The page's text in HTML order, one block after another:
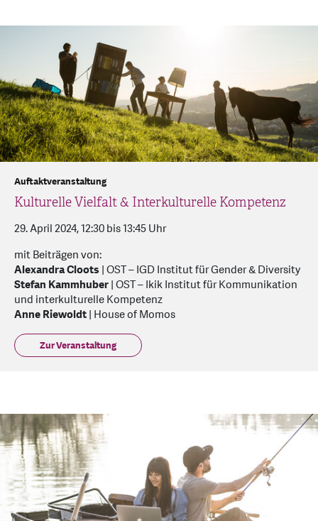
Kulturelle Vielfalt & Interkulturelle Kompetenz
Auftaktveranstaltung
29. April 2024, 12:30 bis 13:45 Uhr
mit Beiträgen von:
Alexandra Cloots | OST – IGD Institut für Gender & Diversity
Stefan Kammhuber| OST – Ikik Institut für Kommunikation
und interkulturelle Kompetenz
Anne Riewoldt| House of Momos
Zur Veranstaltung